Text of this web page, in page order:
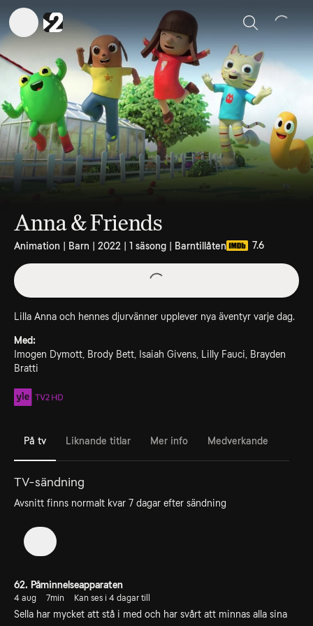
Sök
Anna & Friends
Animation | Barn | 2022 | 1 säsong | Barntillåten 7.6
Lilla Anna och hennes djurvänner upplever nya äventyr varje dag.
Med:
Imogen Dymott, Brody Bett, Isaiah Givens, Lilly Fauci, Brayden
Bratti
På tv Liknande titlar Mer info Medverkande
TV-sändning
Avsnitt finns normalt kvar 7 dagar efter sändning
62. Påminnelseapparaten
4 aug 7min Kan ses i 4 dagar till
Sella har mycket att stå i med och har svårt att minnas alla sina